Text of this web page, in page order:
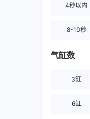
4秒以内
8-10秒
气缸数
3缸
6缸